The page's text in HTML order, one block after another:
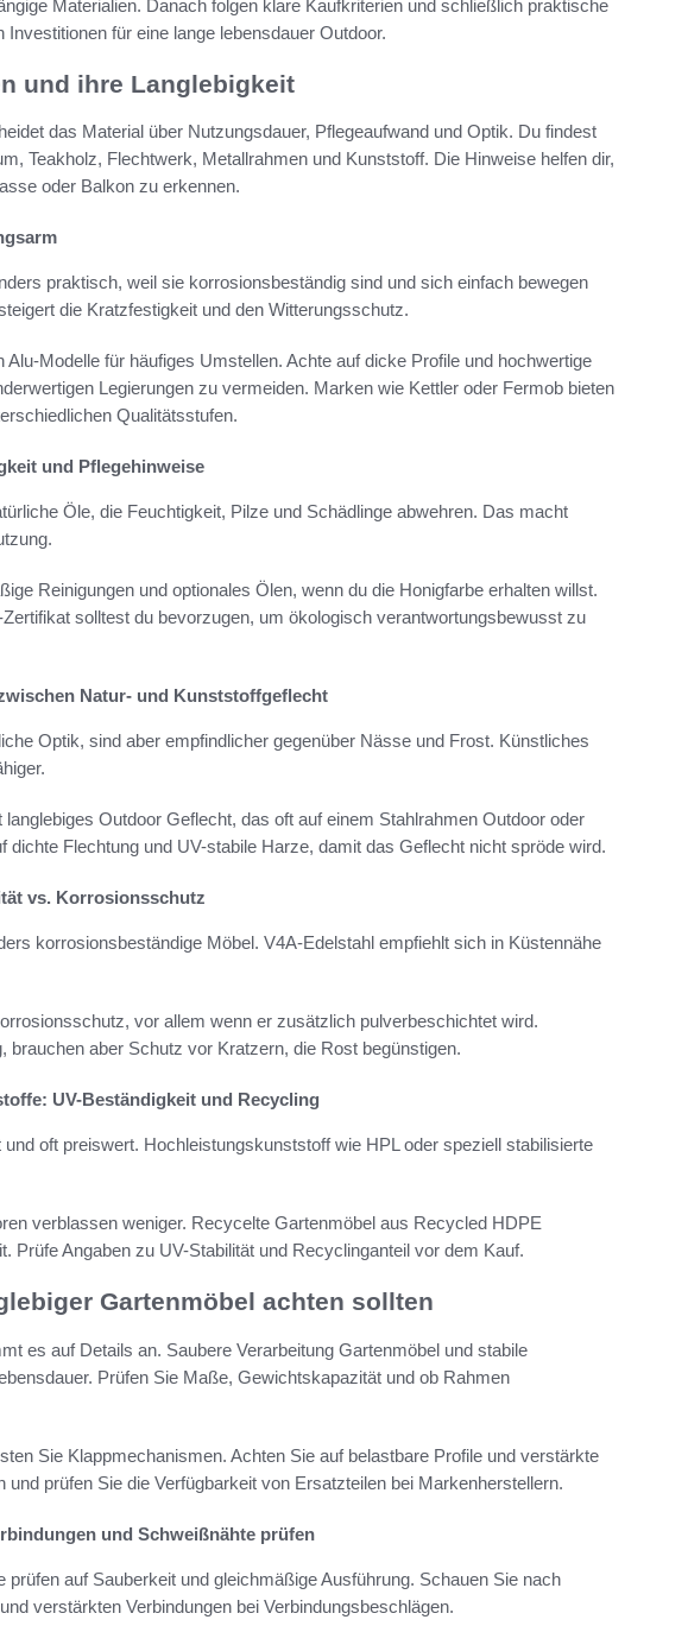
Materialien. Danach folgen klare Kaufkriterien und schließlich praktische
für eine lange lebensdauer Outdoor.
und ihre Langlebigkeit
das Material über Nutzungsdauer, Pflegeaufwand und Optik. Du findest
Teakholz, Flechtwerk, Metallrahmen und Kunststoff. Die Hinweise helfen dir,
oder Balkon zu erkennen.
praktisch, weil sie korrosionsbeständig sind und sich einfach bewegen
die Kratzfestigkeit und den Witterungsschutz.
Modelle für häufiges Umstellen. Achte auf dicke Profile und hochwertige
Legierungen zu vermeiden. Marken wie Kettler oder Fermob bieten
Qualitätsstufen.
und Pflegehinweise
Öle, die Feuchtigkeit, Pilze und Schädlinge abwehren. Das macht
Reinigungen und optionales Ölen, wenn du die Honigfarbe erhalten willst.
solltest du bevorzugen, um ökologisch verantwortungsbewusst zu
Natur- und Kunststoffgeflecht
Optik, sind aber empfindlicher gegenüber Nässe und Frost. Künstliches
Outdoor Geflecht, das oft auf einem Stahlrahmen Outdoor oder
dichte Flechtung und UV-stabile Harze, damit das Geflecht nicht spröde wird.
vs. Korrosionsschutz
korrosionsbeständige Möbel. V4A-Edelstahl empfiehlt sich in Küstennähe
vor allem wenn er zusätzlich pulverbeschichtet wird.
brauchen aber Schutz vor Kratzern, die Rost begünstigen.
UV-Beständigkeit und Recycling
oft preiswert. Hochleistungskunststoff wie HPL oder speziell stabilisierte
verblassen weniger. Recycelte Gartenmöbel aus Recycled HDPE
Prüfe Angaben zu UV-Stabilität und Recyclinganteil vor dem Kauf.
Gartenmöbel achten sollten
es auf Details an. Saubere Verarbeitung Gartenmöbel und stabile
Prüfen Sie Maße, Gewichtskapazität und ob Rahmen
Sie Klappmechanismen. Achten Sie auf belastbare Profile und verstärkte
prüfen Sie die Verfügbarkeit von Ersatzteilen bei Markenherstellern.
und Schweißnähte prüfen
auf Sauberkeit und gleichmäßige Ausführung. Schauen Sie nach
verstärkten Verbindungen bei Verbindungsbeschlägen.